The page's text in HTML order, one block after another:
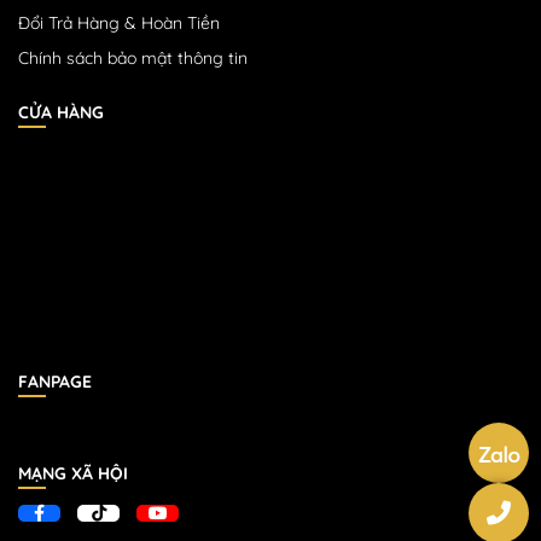
Đổi Trả Hàng & Hoàn Tiền
Chính sách bảo mật thông tin
CỬA HÀNG
FANPAGE
MẠNG XÃ HỘI